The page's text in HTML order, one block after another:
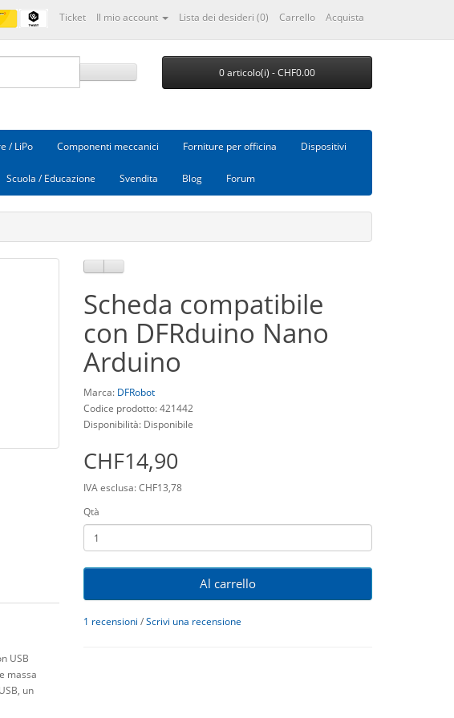
Ticket Il mio account Lista dei desideri (0) Carrello Acquista
0 articolo(i) - CHF0.00
/ LiPo Componenti meccanici Forniture per officina Dispositivi
Scuola / Educazione Svendita Blog Forum
USB
massa
un
Scheda compatibile
con DFRduino Nano
Arduino
Marca: DFRobot
Codice prodotto: 421442
Disponibilità: Disponibile
CHF14,90
IVA esclusa: CHF13,78
Qtà
Al carrello
1 recensioni /Scrivi una recensione